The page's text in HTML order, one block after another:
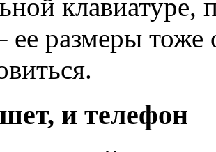
ее размеры
и телефон